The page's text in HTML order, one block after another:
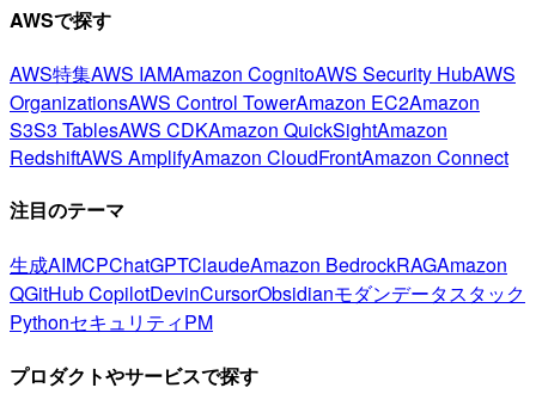
AWSで探す
AWS特集AWS IAMAmazon CognitoAWS Security HubAWS
OrganizationsAWS Control TowerAmazon EC2Amazon
S3S3 TablesAWS CDKAmazon QuickSightAmazon
RedshiftAWS AmplifyAmazon CloudFrontAmazon Connect
注目のテーマ
生成AIMCPChatGPTClaudeAmazon BedrockRAGAmazon
QGitHub CopilotDevinCursorObsidianモダンデータスタック
PythonセキュリティPM
プロダクトやサービスで探す